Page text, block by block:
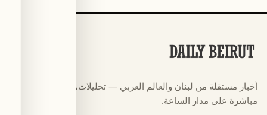
أخبار مستقلة من لبنان والعالم العربي — تحليلات، تقارير، وتغطية
مباشرة على مدار الساعة.